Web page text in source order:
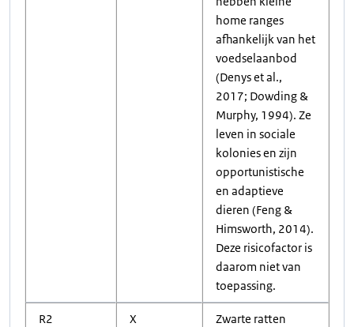
home ranges
afhankelijk van het
voedselaanbod
(Denys et al.,
2017; Dowding &
Murphy, 1994). Ze
leven in sociale
kolonies en zijn
opportunistische
en adaptieve
dieren (Feng &
Himsworth, 2014).
Deze risicofactor is
daarom niet van
toepassing.
R2 X
Zwarte ratten